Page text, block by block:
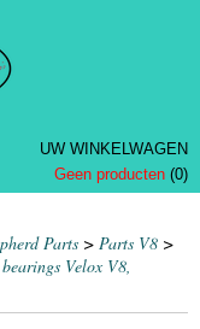
UW WINKELWAGEN
Geen producten (0)
Parts > Parts V8 >
Velox V8,